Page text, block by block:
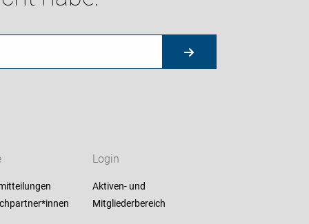
Login
Aktiven- und
Mitgliederbereich